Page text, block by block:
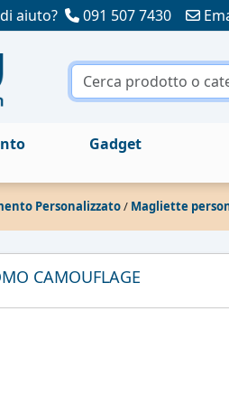
aiuto? 091 507 7430
Gadget
Personalizzato/ Magliette
CAMOUFLAGE